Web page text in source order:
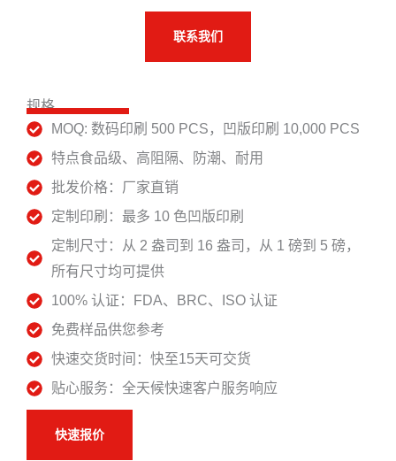
联系我们
规格
MOQ: 数码印刷 500 PCS，凹版印刷 10,000 PCS
特点食品级、高阻隔、防潮、耐用
批发价格：厂家直销
定制印刷：最多 10 色凹版印刷
定制尺寸：从 2 盎司到 16 盎司，从 1 磅到 5 磅，
所有尺寸均可提供
100% 认证：FDA、BRC、ISO 认证
免费样品供您参考
快速交货时间：快至15天可交货
贴心服务：全天候快速客户服务响应
快速报价